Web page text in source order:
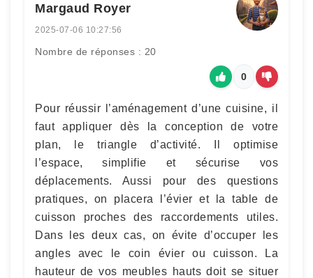
Margaud Royer
2025-07-06 10:27:56
Nombre de réponses : 20
0
Pour réussir l’aménagement d’une cuisine, il
faut appliquer dès la conception de votre
plan, le triangle d’activité. Il optimise
l’espace, simplifie et sécurise vos
déplacements. Aussi pour des questions
pratiques, on placera l’évier et la table de
cuisson proches des raccordements utiles.
Dans les deux cas, on évite d’occuper les
angles avec le coin évier ou cuisson. La
hauteur de vos meubles hauts doit se situer